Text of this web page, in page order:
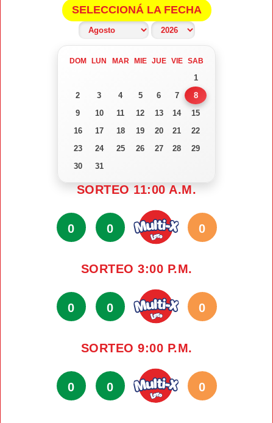
SELECCIONÁ LA FECHA
DOM LUN MAR MIE JUE VIE SAB
1
2
3 4 5 6 7
8
9
10 11 12 13 14
15
16
17 18 19 20 21
22
23
24 25 26 27 28
29
30
31
SORTEO 11:00 A.M.
0 0 0
SORTEO 3:00 P.M.
0 0 0
SORTEO 9:00 P.M.
0 0 0